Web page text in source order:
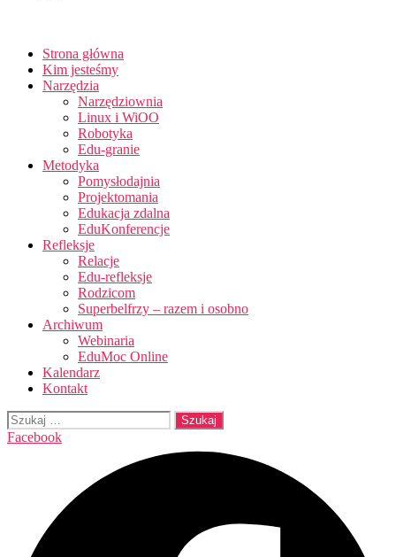
Strona główna
Kim jesteśmy
Narzędzia
Narzędziownia
Linux i WiOO
Robotyka
Edu-granie
Metodyka
Pomysłodajnia
Projektomania
Edukacja zdalna
EduKonferencje
Refleksje
Relacje
Edu-refleksje
Rodzicom
Superbelfrzy – razem i osobno
Archiwum
Webinaria
EduMoc Online
Kalendarz
Kontakt
Szukaj:
Facebook